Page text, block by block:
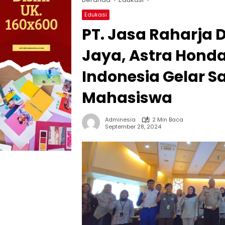
Edukasi
PT. Jasa Raharja
Jaya, Astra
Indonesia Gelar
Mahasiswa
Adminesia
2 Min Baca
September 28, 2024